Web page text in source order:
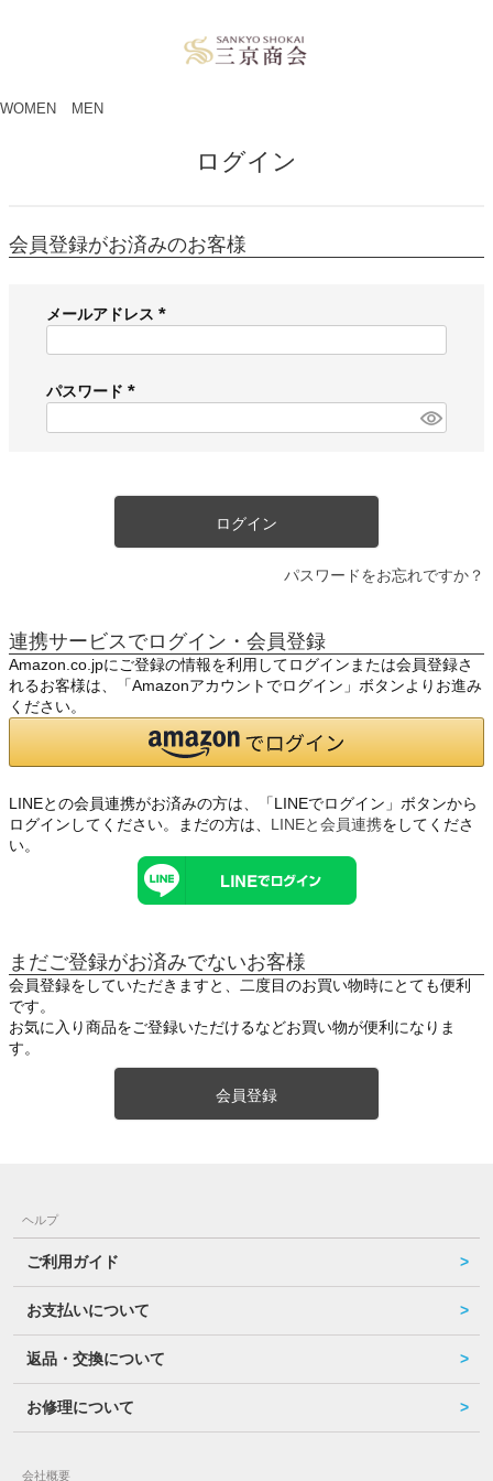
WOMEN MEN
ログイン
会員登録がお済みのお客様
メールアドレス
必
)
パスワード
必
ログイン
パスワードをお忘れですか？
連携サービスでログイン・会員登録
Amazon.co.jpにご登録の情報を利用してログインまたは会員登録さ
れるお客様は、「Amazonアカウントでログイン」ボタンよりお進み
ください。
LINEとの会員連携がお済みの方は、「LINEでログイン」ボタンから
ログインしてください。まだの方は、 LINEと会員連携をしてくださ
い。
まだご登録がお済みでないお客様
会員登録をしていただきますと、二度目のお買い物時にとても便利
です。
お気に入り商品をご登録いただけるなどお買い物が便利になりま
す。
会員登録
ヘルプ
ご利用ガイド
お支払いについて
返品・交換について
お修理について
会社概要